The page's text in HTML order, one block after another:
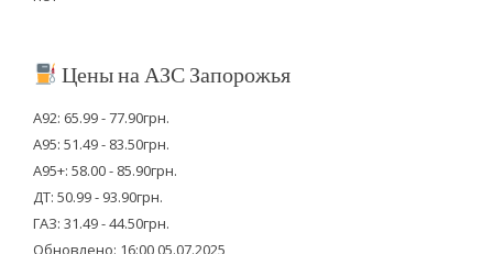
Цены на АЗС Запорожья
А92: 65.99 - 77.90грн.
А95: 51.49 - 83.50грн.
А95+: 58.00 - 85.90грн.
ДТ: 50.99 - 93.90грн.
ГАЗ: 31.49 - 44.50грн.
Обновлено: 16:00 05.07.2025